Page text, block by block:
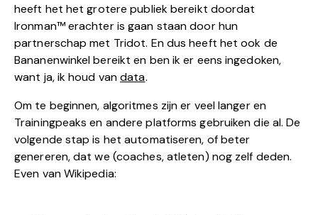
heeft het het grotere publiek bereikt doordat
Ironman™️ erachter is gaan staan door hun
partnerschap met Tridot. En dus heeft het ook de
Bananenwinkel bereikt en ben ik er eens ingedoken,
want ja, ik houd vandata.
Om te beginnen, algoritmes zijn er veel langer en
Trainingpeaks en andere platforms gebruiken die al. De
volgende stap is het automatiseren, of beter
genereren, dat we (coaches, atleten) nog zelf deden.
Even van Wikipedia: